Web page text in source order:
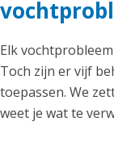
Elk
Toch zijn er vijf
toepassen. We
weet je wat te